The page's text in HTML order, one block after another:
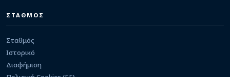
ΣΤΑΘΜΟΣ
Σταθμός
Ιστορικό
Διαφήμιση